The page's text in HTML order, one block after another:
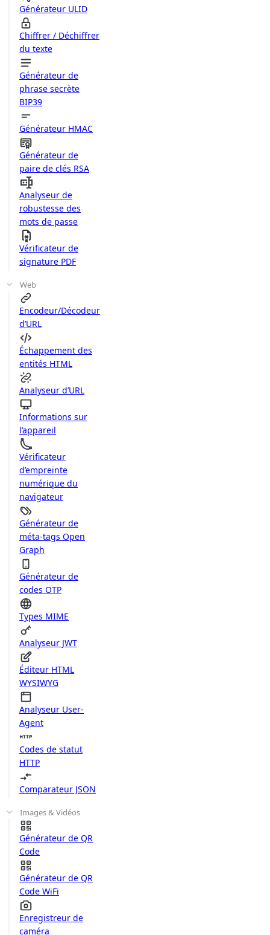
Générateur ULID
Chiffrer / Déchiffrer
du texte
Générateur de
phrase secrète
BIP39
Générateur HMAC
Générateur de
paire de clés RSA
Analyseur de
robustesse des
mots de passe
Vérificateur de
signature PDF
Web
Encodeur/Décodeur
d’URL
Échappement des
entités HTML
Analyseur d’URL
Informations sur
l’appareil
Vérificateur
d’empreinte
numérique du
navigateur
Générateur de
méta-tags Open
Graph
Générateur de
codes OTP
Types MIME
Analyseur JWT
Éditeur HTML
WYSIWYG
Analyseur User-
Agent
Codes de statut
HTTP
Comparateur JSON
Images & Vidéos
Générateur de QR
Code
Générateur de QR
Code WiFi
Enregistreur de
caméra